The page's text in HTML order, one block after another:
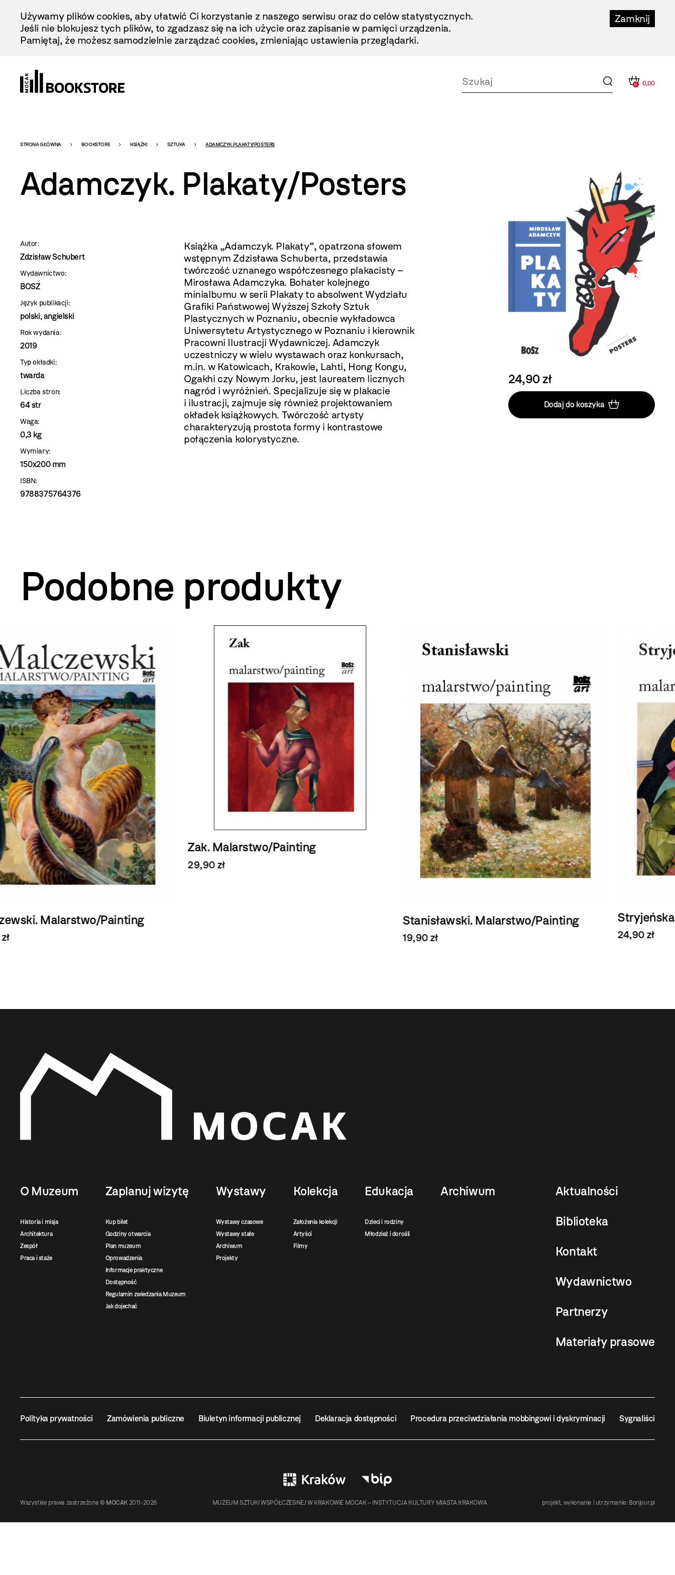
Treści
Zamknij
Używamy plików cookies, aby ułatwić Ci korzystanie z naszego serwisu oraz do celów statystycznych.
Jeśli nie blokujesz tych plików, to zgadzasz się na ich użycie oraz zapisanie w pamięci urządzenia.
Pamiętaj, że możesz samodzielnie zarządzać cookies, zmieniając ustawienia przeglądarki.
0 0,00
Bookstore
-
szablon
szczegóły
STRONA GŁÓWNA BOOKSTORE KSIĄŻKI SZTUKA ADAMCZYK. PLAKATY/POSTERS
Adamczyk. Plakaty/Posters
Autor:
Zdzisław Schubert
Wydawnictwo:
BOSZ
Język publikacji:
polski, angielski
Rok wydania:
2019
Typ okładki:
twarda
Liczba stron:
64 str
Waga:
0,3 kg
Wymiary:
150x200 mm
ISBN:
9788375764376
Książka „Adamczyk. Plakaty”, opatrzona słowem
wstępnym Zdzisława Schuberta, przedstawia
twórczość uznanego współczesnego plakacisty –
Mirosława Adamczyka. Bohater kolejnego
minialbumu w serii Plakaty to absolwent Wydziału
Grafiki Państwowej Wyższej Szkoły Sztuk
Plastycznych w Poznaniu, obecnie wykładowca
Uniwersytetu Artystycznego w Poznaniu i kierownik
Pracowni Ilustracji Wydawniczej. Adamczyk
uczestniczy w wielu wystawach oraz konkursach,
m.in. w Katowicach, Krakowie, Lahti, Hong Kongu,
Ogakhi czy Nowym Jorku, jest laureatem licznych
nagród i wyróżnień. Specjalizuje się w plakacie
i ilustracji, zajmuje się również projektowaniem
okładek książkowych. Twórczość artysty
charakteryzują prostota formy i kontrastowe
połączenia kolorystyczne.
24,90 zł
Dodaj do koszyka
Podobne produkty
Zak. Malarstwo/Painting
29,90 zł
Stanisławski. Malarstwo/Painting Stryjeńska
O Muzeum
Historia i misja
Architektura
Zespół
Praca i staże
Zaplanuj wizytę
Kup bilet
Godziny otwarcia
Plan muzeum
Oprowadzenia
Informacje praktyczne
Dostępność
Regulamin zwiedzania Muzeum
Jak dojechać
Wystawy
Wystawy czasowe
Wystawy stałe
Archiwum
Projekty
Kolekcja
Założenia kolekcji
Artyści
Filmy
Edukacja
Dzieci i rodziny
Młodzież i dorośli
Archiwum Aktualności
Biblioteka
Kontakt
Wydawnictwo
Partnerzy
Materiały prasowe
Polityka prywatności Zamówienia publiczne Biuletyn informacji publicznej Deklaracja dostępności Procedura przeciwdziałania mobbingowi i dyskryminacji Sygnaliści
Wszystkie prawa zastrzeżone © MOCAK 2011-2026 MUZEUM SZTUKI WSPÓŁCZESNEJ W KRAKOWIE MOCAK – INSTYTUCJA KULTURY MIASTA KRAKOWA projekt, wykonanie i utrzymanie: Bonjour.pl